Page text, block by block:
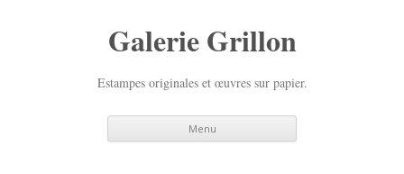
Galerie Grillon
Estampes originales et œuvres sur papier.
Menu